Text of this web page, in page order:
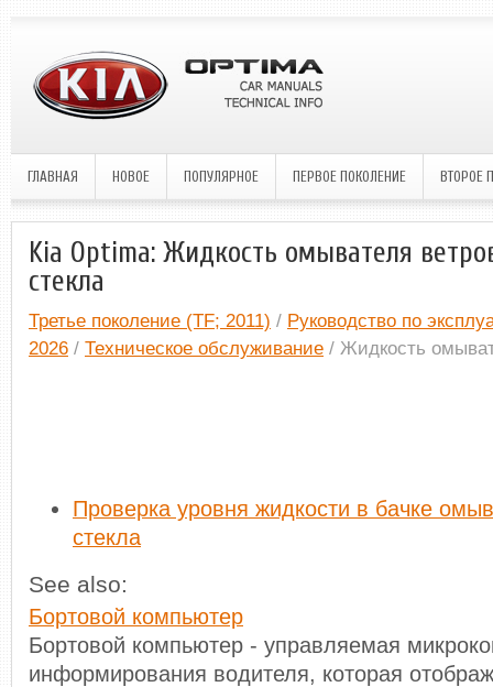
ГЛАВНАЯ НОВОЕ ПОПУЛЯРНОЕ ПЕРВОЕ ПОКОЛЕНИЕ ВТОРОЕ
Kia Optima: Жидкость омывателя
стекла
Третье поколение (TF; 2011) / Руководство по
2026 / Техническое обслуживание / Жидкость
Проверка уровня жидкости в бачке
стекла
See also:
Бортовой компьютер
Бортовой компьютер - управляемая
информирования водителя, которая